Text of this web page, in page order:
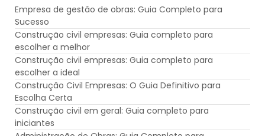
Empresa de gestão de obras: Guia Completo para
Sucesso
Construção civil empresas: Guia completo para
escolher a melhor
Construção civil empresas: Guia completo para
escolher a ideal
Construção Civil Empresas: O Guia Definitivo para
Escolha Certa
Construção civil em geral: Guia completo para
iniciantes